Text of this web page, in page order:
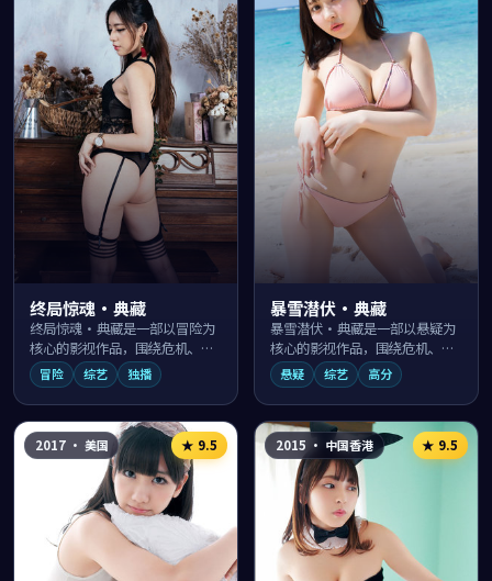
终局惊魂·典藏
终局惊魂·典藏是一部以冒险为
核心的影视作品，围绕危机、反
转与人物成长展开，整体节奏紧
凑，值得推荐观看。
冒险 综艺 独播
暴雪潜伏·典藏
暴雪潜伏·典藏是一部以悬疑为
核心的影视作品，围绕危机、反
转与人物成长展开，整体节奏紧
凑，值得推荐观看。
悬疑 综艺 高分
2017· 美国 ★ 9.5 2015 · 中国香港 ★ 9.5